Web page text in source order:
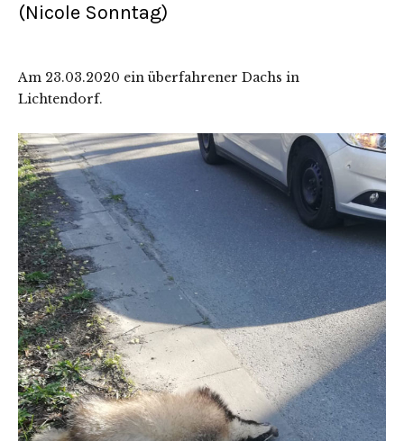
(Nicole Sonntag)
Am 23.03.2020 ein überfahrener Dachs in
Lichtendorf.